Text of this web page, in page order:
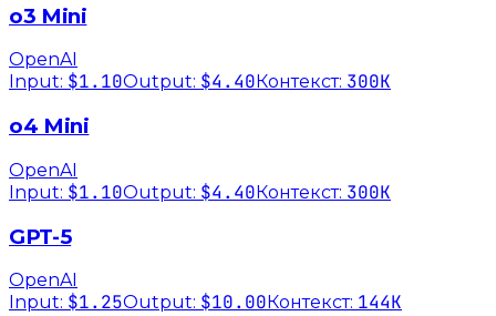
o3 Mini
OpenAI
Input: $1.10Output: $4.40 Контекст: 300K
o4 Mini
OpenAI
Input: $1.10Output: $4.40Контекст: 300K
GPT-5
OpenAI
Input: $1.25Output: $10.00 Контекст: 144K